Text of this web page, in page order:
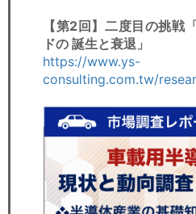
【第2回】二度目の挑戦
ドの 誕生と衰退」
https://www.ys-
consulting.com.tw/